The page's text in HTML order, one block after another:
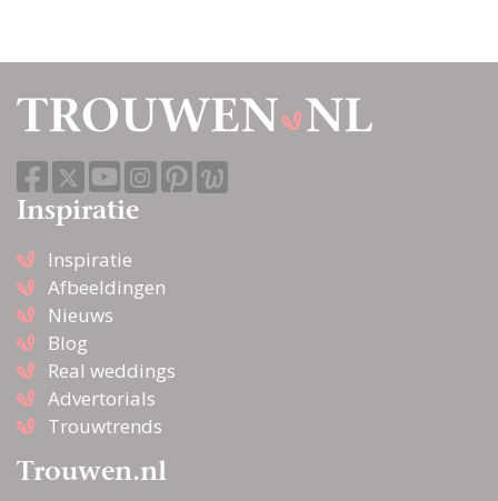
Inspiratie
Inspiratie
Afbeeldingen
Nieuws
Blog
Real weddings
Advertorials
Trouwtrends
Trouwen.nl